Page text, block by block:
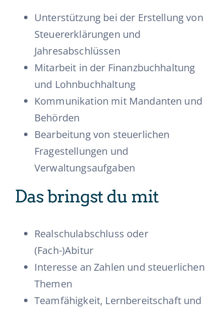
Unterstützung bei der Erstellung von
Steuererklärungen und
Jahresabschlüssen
Mitarbeit in der Finanzbuchhaltung
und Lohnbuchhaltung
Kommunikation mit Mandanten und
Behörden
Bearbeitung von steuerlichen
Fragestellungen und
Verwaltungsaufgaben
Das bringst du mit
Realschulabschluss oder
(Fach-)Abitur
Interesse an Zahlen und steuerlichen
Themen
Teamfähigkeit, Lernbereitschaft und